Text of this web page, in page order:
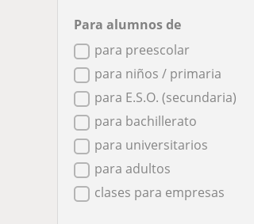
Para alumnos de
para preescolar
para niños / primaria
para E.S.O. (secundaria)
para bachillerato
para universitarios
para adultos
clases para empresas